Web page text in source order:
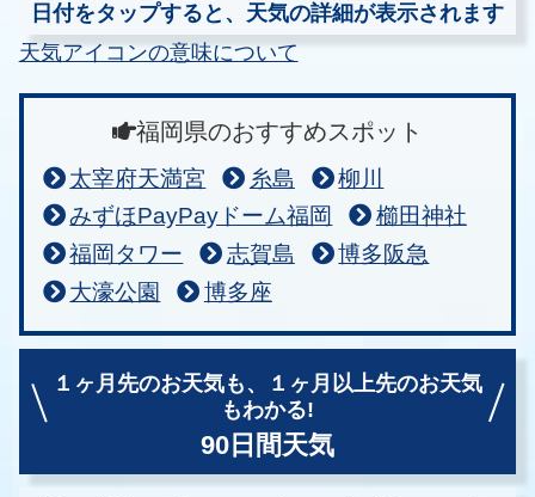
日付をタップすると、天気の詳細が表示されます
天気アイコンの意味について
福岡県のおすすめスポット
太宰府天満宮 糸島
柳川
みずほPayPayドーム福岡
櫛田神社
福岡タワー
志賀島
博多阪急
大濠公園
博多座
１ヶ月先のお天気も、
１ヶ月以上先のお天気
もわかる!
90日間天気